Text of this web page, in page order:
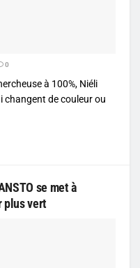
0
à 100%, Niéli
changent de couleur ou
se met à
plus vert